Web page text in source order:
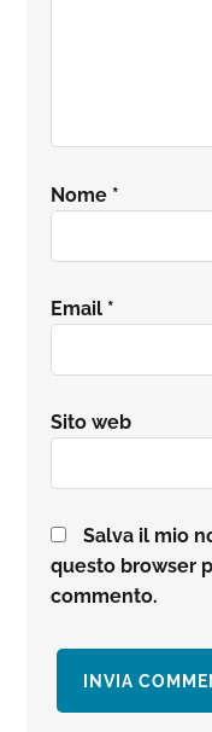
Nome *
Email *
Sito web
Salva il mio
questo browser
commento.